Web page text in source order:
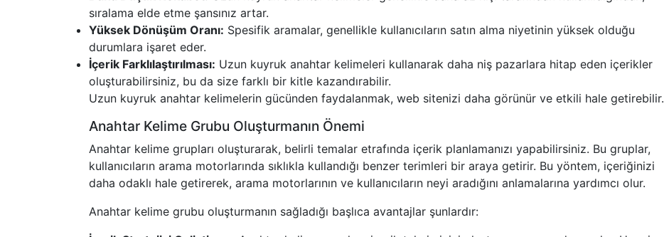
sıralama elde etme şansınız artar.
Yüksek Dönüşüm Oranı: Spesifik aramalar, genellikle kullanıcıların satın alma niyetinin yüksek olduğu
durumlara işaret eder.
İçerik Farklılaştırılması: Uzun kuyruk anahtar kelimeleri kullanarak daha niş pazarlara hitap eden içerikler
oluşturabilirsiniz, bu da size farklı bir kitle kazandırabilir.
Uzun kuyruk anahtar kelimelerin gücünden faydalanmak, web sitenizi daha görünür ve etkili hale getirebilir.
Anahtar Kelime Grubu Oluşturmanın Önemi
Anahtar kelime grupları oluşturarak, belirli temalar etrafında içerik planlamanızı yapabilirsiniz. Bu gruplar,
kullanıcıların arama motorlarında sıklıkla kullandığı benzer terimleri bir araya getirir. Bu yöntem, içeriğinizi
daha odaklı hale getirerek, arama motorlarının ve kullanıcıların neyi aradığını anlamalarına yardımcı olur.
Anahtar kelime grubu oluşturmanın sağladığı başlıca avantajlar şunlardır: